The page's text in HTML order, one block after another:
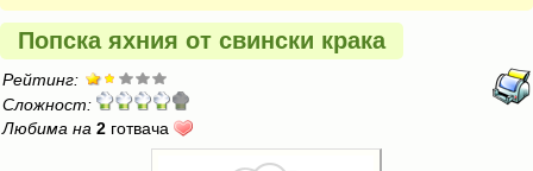
Попска яхния от свински крака
Рейтинг:
Сложност:
Любима на 2 готвача